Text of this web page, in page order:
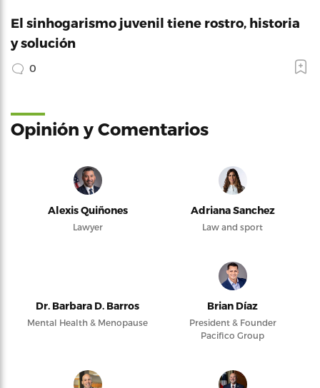
El sinhogarismo juvenil tiene rostro, historia
y solución
0
Opinión y Comentarios
Alexis Quiñones
Lawyer
Adriana Sanchez
Law and sport
Dr. Barbara D. Barros
Mental Health & Menopause
Brian Díaz
President & Founder
Pacifico Group